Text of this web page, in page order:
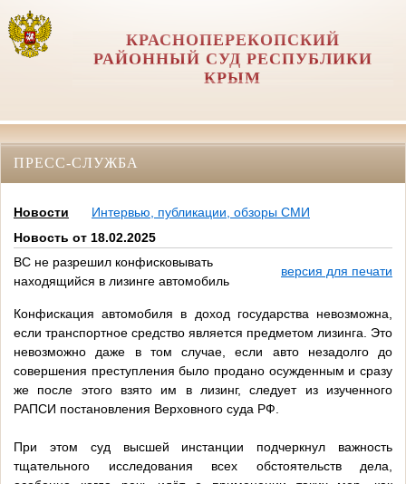
КРАСНОПЕРЕКОПСКИЙ
РАЙОННЫЙ СУД РЕСПУБЛИКИ
КРЫМ
ПРЕСС-СЛУЖБА
Новости
Интервью, публикации, обзоры СМИ
Новость от 18.02.2025
ВС не разрешил конфисковывать
находящийся в лизинге автомобиль
версия для печати
Конфискация автомобиля в доход государства невозможна,
если транспортное средство является предметом лизинга. Это
невозможно даже в том случае, если авто незадолго до
совершения преступления было продано осужденным и сразу
же после этого взято им в лизинг, следует из изученного
РАПСИ постановления Верховного суда РФ.
При этом суд высшей инстанции подчеркнул важность
тщательного исследования всех обстоятельств дела,